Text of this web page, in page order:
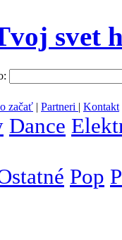
svet
začať | Partneri | Kontakt
Dance
Pop